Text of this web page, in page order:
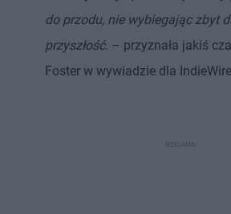
do przodu, nie wybiegając zbyt
przyszłość. – przyznała jakiś
Foster w wywiadzie dla